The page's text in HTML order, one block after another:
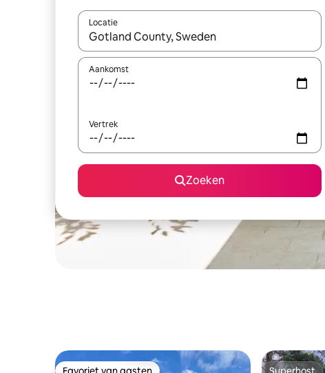
Locatie
Wanneer er resultaten beschikbaar zijn, maak je
Aankomst
Vertrek
Zoeken